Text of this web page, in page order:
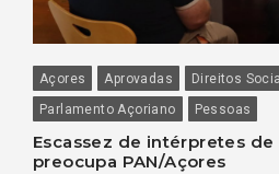
Açores Aprovadas Direitos
Parlamento Açoriano
Pessoas
Escassez de intérpretes
preocupa PAN/Açores